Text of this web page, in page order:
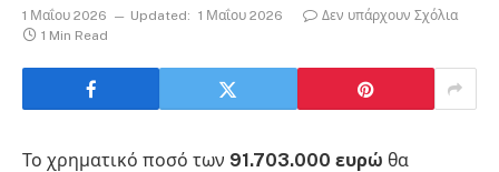
1 Μαΐου 2026 Updated: 1 Μαΐου 2026
Δεν υπάρχουν Σχόλια
1 Min Read
Το χρηματικό ποσό των 91.703.000 ευρώ θα